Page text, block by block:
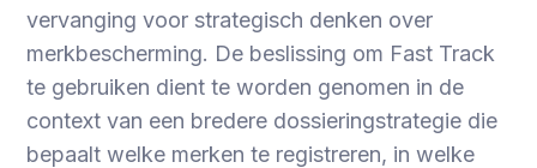
vervanging voor strategisch denken over
merkbescherming. De beslissing om Fast Track
te gebruiken dient te worden genomen in de
context van een bredere dossieringstrategie die
bepaalt welke merken te registreren, in welke